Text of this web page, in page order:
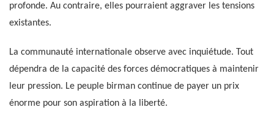
profonde. Au contraire, elles pourraient aggraver les tensions
existantes.
La communauté internationale observe avec inquiétude. Tout
dépendra de la capacité des forces démocratiques à maintenir
leur pression. Le peuple birman continue de payer un prix
énorme pour son aspiration à la liberté.